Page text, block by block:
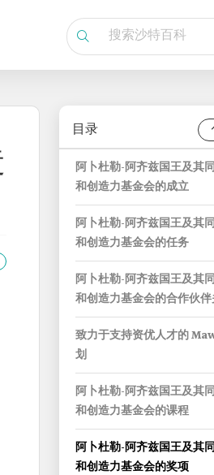
目录
阿卜杜勒-阿齐兹国王及其
和创造力基金会的成立
阿卜杜勒-阿齐兹国王及其
和创造力基金会的任务
阿卜杜勒-阿齐兹国王及其
和创造力基金会的合作伙
致力于支持资优人才的
划
阿卜杜勒-阿齐兹国王及其
和创造力基金会的课程
阿卜杜勒-阿齐兹国王及其
和创造力基金会的奖项